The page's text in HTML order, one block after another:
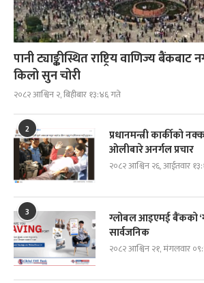
पानी ट्याङ्कीस्थित राष्ट्रिय वाणिज्य
किलो सुन चोरी
२०८२ आश्विन २, बिहीबार १३:४६ गते
2
प्रधानमन्त्री कार्कीको
ओलीबारे अनर्गल प्रचार
२०८२ आश्विन २६, आईतवार
3
ग्लोबल आइएमई बैंकको
सार्वजनिक
२०८२ आश्विन २१, मंगलवार